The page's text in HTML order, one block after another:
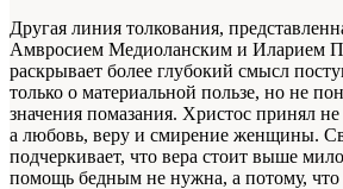
Другая линия толкования,
Амвросием Медиоланским и Иларием
раскрывает более глубокий смысл
только о материальной пользе, но не
значения помазания. Христос принял
а любовь, веру и смирение женщины.
подчеркивает, что вера стоит выше
помощь бедным не нужна, а потому, что